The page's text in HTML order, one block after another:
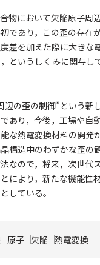
物において欠陥原子周
であり，この歪の存在
差を加えた際に大きな
というしくみに関与し
辺の歪の制御”という新
あり，今後，工場や自
な熱電変換材料の開発
構造中のわずかな歪の
なので，将来，次世代
により，新たな機能性
している。
原子 欠陥 熱電変換